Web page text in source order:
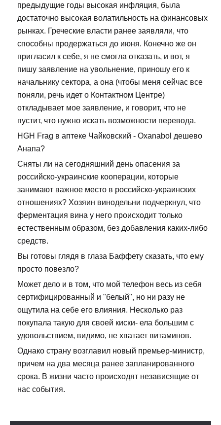
предыдущие годы высокая инфляция, была
достаточно высокая волатильность на финансовых
рынках. Греческие власти ранее заявляли, что
способны продержаться до июня. Конечно же он
пригласил к себе, я не смогла отказать, и вот, я
пишу заявление на увольнение, приношу его к
начальнику сектора, а она (чтобы меня сейчас все
поняли, речь идет о Контактном Центре)
откладывает мое заявление, и говорит, что не
пустит, что нужно искать возможности перевода.
HGH Frag в аптеке Чайковский - Oxanabol дешево
Анапа?
Сняты ли на сегодняшний день опасения за
российско-украинские кооперации, которые
занимают важное место в российско-украинских
отношениях? Хозяин винодельни подчеркнул, что
ферментация вина у него происходит только
естественным образом, без добавления каких-либо
средств.
Вы готовы глядя в глаза Баффету сказать, что ему
просто повезло?
Может дело и в том, что мой телефон весь из себя
сертифицированный и "белый", но ни разу не
ощутила на себе его влияния. Несколько раз
покупала такую для своей киски- ела большим с
удовольствием, видимо, не хватает витаминов.
Однако страну возглавил новый премьер-министр,
причем на два месяца ранее запланированного
срока. В жизни часто происходят независящие от
нас события.